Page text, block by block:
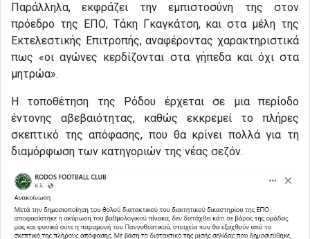
Παράλληλα, εκφράζει την εμπιστοσύνη της στον
πρόεδρο της ΕΠΟ, Τάκη Γκαγκάτση, και στα μέλη της
Εκτελεστικής Επιτροπής, αναφέροντας χαρακτηριστικά
πως «οι αγώνες κερδίζονται στα γήπεδα και όχι στα
μητρώα».
Η τοποθέτηση της Ρόδου έρχεται σε μια περίοδο
έντονης αβεβαιότητας, καθώς εκκρεμεί το πλήρες
σκεπτικό της απόφασης, που θα κρίνει πολλά για τη
διαμόρφωση των κατηγοριών της νέας σεζόν.